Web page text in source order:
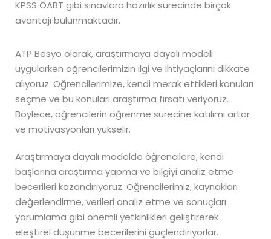
KPSS ÖABT gibi sınavlara hazırlık sürecinde birçok
avantajı bulunmaktadır.
ATP Besyo olarak, araştırmaya dayalı modeli
uygularken öğrencilerimizin ilgi ve ihtiyaçlarını dikkate
alıyoruz. Öğrencilerimize, kendi merak ettikleri konuları
seçme ve bu konuları araştırma fırsatı veriyoruz.
Böylece, öğrencilerin öğrenme sürecine katılımı artar
ve motivasyonları yükselir.
Araştırmaya dayalı modelde öğrencilere, kendi
başlarına araştırma yapma ve bilgiyi analiz etme
becerileri kazandırıyoruz. Öğrencilerimiz, kaynakları
değerlendirme, verileri analiz etme ve sonuçları
yorumlama gibi önemli yetkinlikleri geliştirerek
eleştirel düşünme becerilerini güçlendiriyorlar.